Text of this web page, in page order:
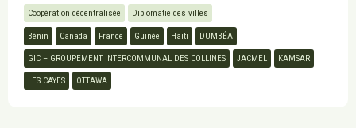
Coopération décentralisée Diplomatie des villes
Bénin Canada France Guinée Haïti DUMBÉA
GIC – GROUPEMENT INTERCOMMUNAL DES COLLINES JACMEL KAMSAR
LES CAYES OTTAWA